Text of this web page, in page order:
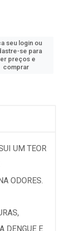
seu login ou
se para
preços e
comprar
UM TEOR
ODORES.
DENGUE E